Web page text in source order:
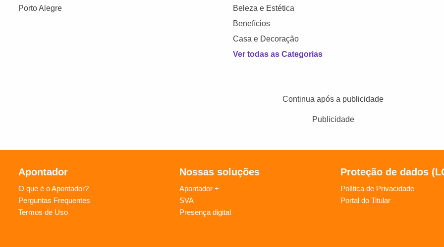
Porto Alegre
Beleza e Estética
Benefícios
Casa e Decoração
Ver todas as Categorias
Continua após a publicidade
Publicidade
Apontador
O que é o Apontador?
Perguntas Frequentes
Termos de Uso
Nossas soluções
Apontador +
SVA
Presença digital
Proteção de dados
Política de Privacidade
Portal do Titular